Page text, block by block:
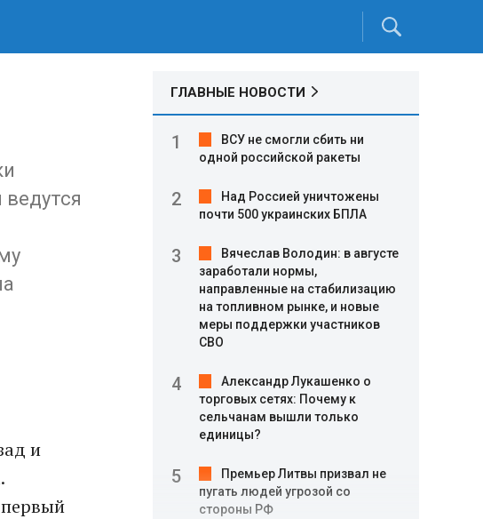
и
ГЛАВНЫЕ НОВОСТИ
ВСУ не смогли сбить ни
одной российской ракеты
Над Россией уничтожены
почти 500 украинских БПЛА
Вячеслав Володин: в августе
заработали нормы,
направленные на стабилизацию
на топливном рынке, и новые
меры поддержки участников
СВО
Александр Лукашенко о
торговых сетях: Почему к
сельчанам вышли только
единицы?
Премьер Литвы призвал не
пугать людей угрозой со
стороны РФ